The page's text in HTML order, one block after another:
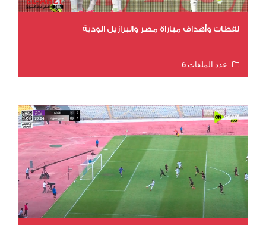
لقطات وأهداف مباراة مصر والبرازيل الودية
عدد الملفات 6